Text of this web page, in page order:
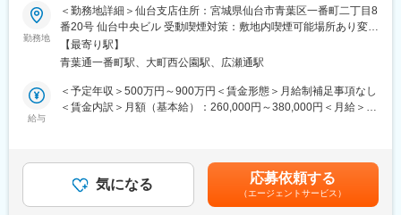
／平均月残業は12.6H
・仕事と子育て／介護の両立支援制度充実／育児休業復帰率
100％（23年度時点）／平均勤続年数17.7年
■企業説明：
東証プライム上場の大手総合電子部品グローバルメーカーで、
2025年度の売上高は1兆円を突破、安定した経営基盤を保有して
を保有し、幅広い業界と取引を行っています。また、従業員の方
が働きやすい環境づくりにも尽力しています。社内公募制度を活
用して自分のキャリアを自由に選択できる環境が整っています。
■業務内容：
・国や自治体などの官公庁および民間企業に向けて、社会インフ
ラや都市空間に関する提案営業をお任せします。
・河川・道路・防災・環境修復・地域計画など、公共性の高いプ
ロジェクトに携わり、街づくりや社会課題解決に貢献できるポジ
ションです。
供することが重要なため、難易度は高いですが社会貢献性は非常
に大きいです！
勤務地
＜勤務地詳細＞仙台支店住所：宮城県仙台市青葉区一番町二丁目8
番20号 仙台中央ビル 受動喫煙対策：敷地内喫煙可能場所あり変更
の範囲：会社の定める事業所（リモートワーク含む）
【最寄り駅】
青葉通一番町駅、大町西公園駅、広瀬通駅
給与
＜予定年収＞500万円～900万円＜賃金形態＞月給制補足事項なし
＜賃金内訳＞月額（基本給）：260,000円～380,000円＜月給＞
あくまでも目安の金額であり、選考を通じて上下する可能性があ
ります。月給(月額)は固定手当を含めた表記です。
気になる 応募依頼する
（エージェントサービス）